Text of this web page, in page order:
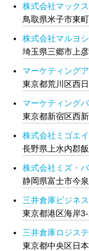
株式会社マック
鳥取県米子市東
株式会社マルヨシ
埼玉県三郷市上
マーケティング
東京都荒川区西
マーケティング
東京都新宿区西
株式会社ミゴエイ
長野県上水内郡
株式会社ミズ・
静岡県富士市今
三井倉庫ビジネ
東京都港区海岸
三井倉庫ロジス
東京都中央区日